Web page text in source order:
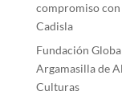
compromiso con
Cadisla
Fundación
Argamasilla de
Culturas